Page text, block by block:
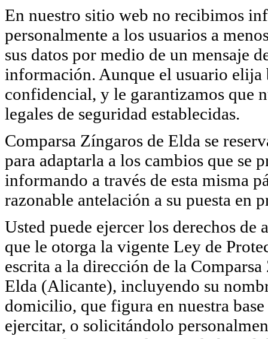
En nuestro sitio web no recibimos
personalmente a los usuarios a
sus datos por medio de un mensaje
información. Aunque el usuario
confidencial, y le garantizamos que
legales de seguridad establecidas.
Comparsa Zíngaros de Elda se
para adaptarla a los cambios que se
informando a través de esta misma
razonable antelación a su puesta en
Usted puede ejercer los derechos
que le otorga la vigente Ley de
escrita a la dirección de la
Elda (Alicante), incluyendo su
domicilio, que figura en nuestra
ejercitar, o solicitándolo